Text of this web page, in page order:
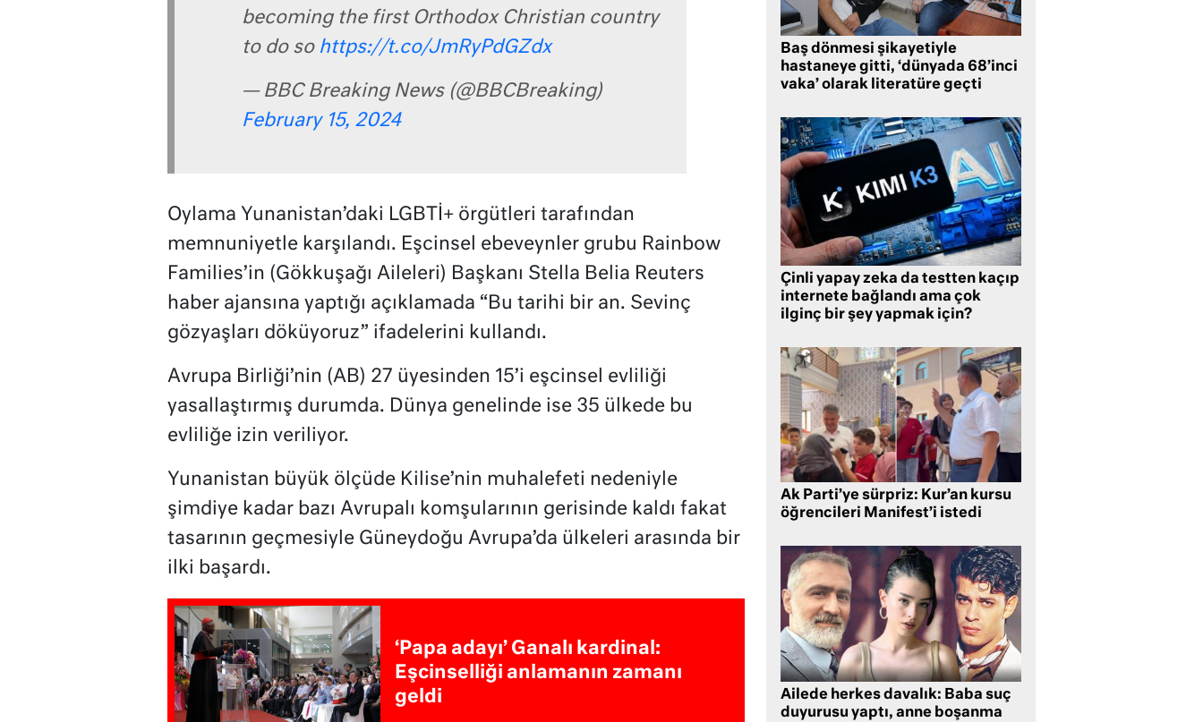
becoming the first Orthodox Christian country
to do so https://t.co/JmRyPdGZdx
— BBC Breaking News (@BBCBreaking)
February 15, 2024
Oylama Yunanistan’daki LGBTİ+ örgütleri tarafından
memnuniyetle karşılandı. Eşcinsel ebeveynler grubu Rainbow
Families’in (Gökkuşağı Aileleri) Başkanı Stella Belia Reuters
haber ajansına yaptığı açıklamada “Bu tarihi bir an. Sevinç
gözyaşları döküyoruz” ifadelerini kullandı.
Avrupa Birliği’nin (AB) 27 üyesinden 15’i eşcinsel evliliği
yasallaştırmış durumda. Dünya genelinde ise 35 ülkede bu
evliliğe izin veriliyor.
Yunanistan büyük ölçüde Kilise’nin muhalefeti nedeniyle
şimdiye kadar bazı Avrupalı komşularının gerisinde kaldı fakat
tasarının geçmesiyle Güneydoğu Avrupa’da ülkeleri arasında bir
ilki başardı.
‘Papa adayı’ Ganalı kardinal:
Eşcinselliği anlamanın zamanı
geldi
Baş dönmesi şikayetiyle
hastaneye gitti, ‘dünyada 68’inci
vaka’ olarak literatüre geçti
Çinli yapay zeka da testten kaçıp
internete bağlandı ama çok
ilginç bir şey yapmak için?
Ak Parti’ye sürpriz: Kur’an kursu
öğrencileri Manifest’i istedi
Ailede herkes davalık: Baba suç
duyurusu yaptı, anne boşanma